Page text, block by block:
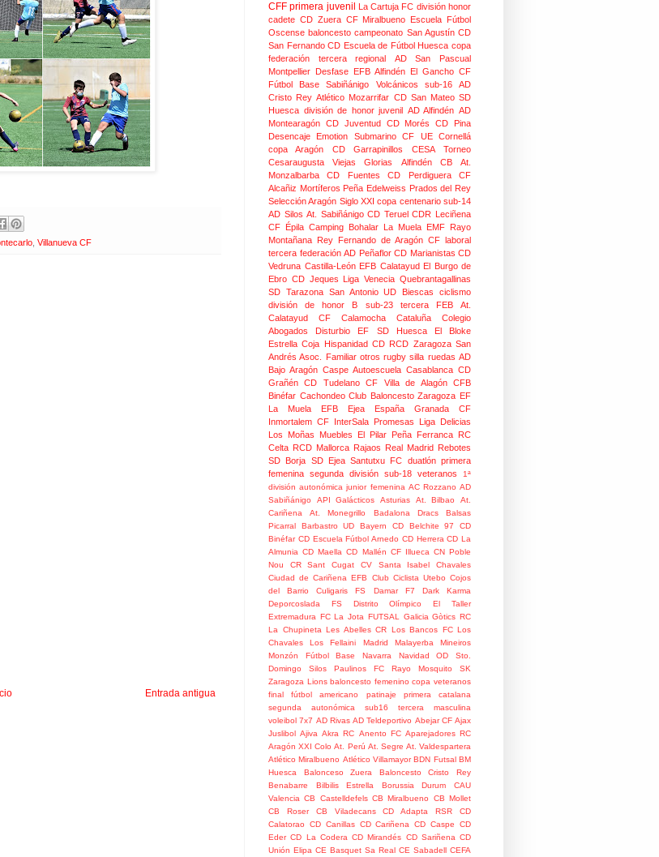
Villanueva CF
Entrada antigua
CFF primera juvenil La Cartuja FC división honor
cadete CD Zuera CF Miralbueno Escuela Fútbol
Oscense baloncesto campeonato San Agustín CD
San Fernando CD Escuela de Fútbol Huesca copa
federación
tercera regional
AD San Pascual
Montpellier Desfase EFB Alfindén El Gancho CF
Fútbol Base Sabiñánigo
Volcánicos sub-16
AD
Cristo Rey Atlético Mozarrifar CD San Mateo SD
Huesca división de honor juvenil AD Alfindén AD
Montearagón CD Juventud CD Morés
CD Pina
Desencaje
Emotion Submarino CF
UE Cornellá
copa Aragón
CD Garrapinillos CESA
Torneo
Cesaraugusta
Viejas Glorias Alfindén CB
At.
Monzalbarba
CD Fuentes CD Perdiguera
CF
Alcañiz Mortíferos Peña Edelweiss Prados del Rey
Selección Aragón Siglo XXI copa centenario sub-14
AD Silos At. Sabiñánigo CD Teruel CDR Leciñena
CF Épila Camping Bohalar La Muela EMF Rayo
Montañana Rey Fernando de Aragón CF laboral
tercera federación AD Peñaflor CD Marianistas CD
Vedruna Castilla-León EFB Calatayud El Burgo de
Ebro CD Jeques Liga Venecia Quebrantagallinas
SD Tarazona San Antonio UD Biescas
ciclismo
división de honor B
sub-23 tercera FEB
At.
Calatayud
CF Calamocha Cataluña
Colegio
Abogados
Disturbio EF SD Huesca
El Bloke
Estrella Coja Hispanidad CD RCD Zaragoza San
Andrés Asoc. Familiar otros rugby silla ruedas AD
Bajo Aragón Caspe Autoescuela Casablanca CD
Grañén
CD Tudelano CF Villa de Alagón
CFB
Binéfar Cachondeo Club Baloncesto Zaragoza EF
La Muela
EFB Ejea España
Granada CF
Inmortalem CF InterSala Promesas
Liga Delicias
Los Moñas
Muebles El Pilar Peña Ferranca RC
Celta RCD Mallorca Rajaos Real Madrid Rebotes
SD Borja SD Ejea Santutxu FC duatlón primera
femenina segunda división sub-18 veteranos
1ª
división autonómica junior femenina AC Rozzano AD
Sabiñánigo
API Galácticos Asturias At. Bilbao
At.
Cariñena
At. Monegrillo Badalona Dracs
Balsas
Picarral
Barbastro UD Bayern CD Belchite 97
CD
Binéfar CD Escuela Fútbol Arnedo CD Herrera CD La
Almunia CD Maella CD Mallén CF Illueca CN Poble
Nou
CR Sant Cugat CV Santa Isabel
Chavales
Ciudad de Cariñena EFB
Club Ciclista Utebo Cojos
del Barrio
Culigaris FS Damar F7
Dark Karma
Deporcoslada FS
Distrito Olímpico
El Taller
Extremadura FC La Jota FUTSAL Galicia Gòtics RC
La Chupineta Les Abelles CR Los Bancos FC Los
Chavales
Los Fellaini Madrid Malayerba
Mineiros
Monzón Fútbol Base
Navarra Navidad
OD Sto.
Domingo Silos
Paulinos FC Rayo Mosquito
SK
Zaragoza Lions baloncesto femenino copa veteranos
final
fútbol americano patinaje
primera catalana
segunda autonómica
sub16
tercera masculina
voleibol 7x7 AD Rivas AD Teldeportivo Abejar CF Ajax
Juslibol Ajiva Akra RC Anento FC Aparejadores RC
Aragón XXI Colo At. Perú At. Segre At. Valdespartera
Atlético Miralbueno Atlético Villamayor BDN Futsal BM
Huesca
Balonceso Zuera
Baloncesto Cristo Rey
Benabarre
Bilbilis Estrella Borussia Durum
CAU
Valencia CB Castelldefels CB Miralbueno
CB Mollet
CB Roser
CB Viladecans CD Adapta RSR
CD
Calatorao
CD Canillas CD Cariñena CD Caspe
CD
Eder CD La Codera CD Mirandés CD Sariñena CD
Unión Elipa CE Basquet Sa Real CE Sabadell CEFA